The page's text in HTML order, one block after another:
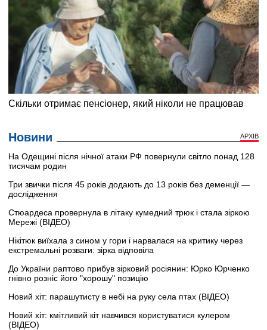
Новини АРХІВ
На Одещині після нічної атаки РФ повернули світло понад 128
тисячам родин
Три звички після 45 років додають до 13 років без деменції —
дослідження
Стюардеса провернула в літаку кумедний трюк і стала зіркою
Мережі (ВІДЕО)
Нікітюк виїхала з сином у гори і нарвалася на критику через
екстремальні розваги: зірка відповіла
До України раптово прибув зірковий росіянин: Юрко Юрченко
гнівно розніс його "хорошу" позицію
Новий хіт: парашутисту в небі на руку села птах (ВІДЕО)
Новий хіт: кмітливий кіт навчився користуватися кулером
(ВІДЕО)